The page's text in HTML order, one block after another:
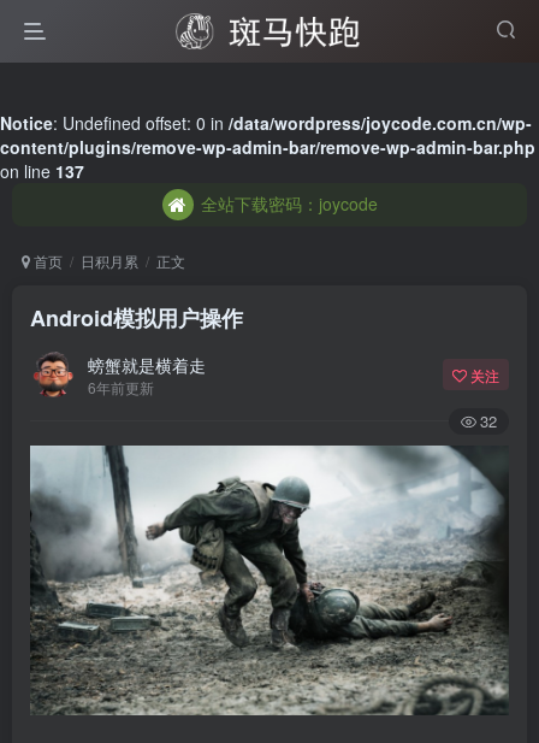
Notice: Undefined offset: 0 in /data/wordpress/joycode.com.cn/wp-
content/plugins/remove-wp-admin-bar/remove-wp-admin-bar.php
on line 137
全站下载密码：joycode
全站下载密码：joycode
全站下载密码：joycode
首页 日积月累 正文
Android模拟用户操作
螃蟹就是横着走
6年前更新
关注
32